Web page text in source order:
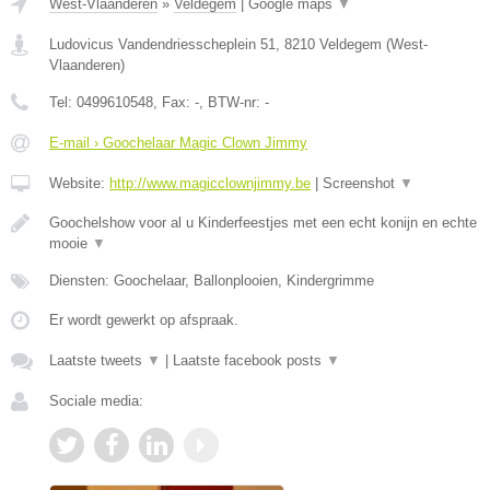
West-Vlaanderen » Veldegem Google maps ▼
Ludovicus Vandendriesscheplein 51 8210 Veldegem (West-
Vlaanderen)
Tel: 0499610548 , Fax: - , BTW-nr: -
E-mail › Goochelaar Magic Clown Jimmy
Website: http://www.magicclownjimmy.be | Screenshot ▼
Goochelshow voor al u Kinderfeestjes met een echt konijn en echte
mooie ▼
Diensten: Goochelaar, Ballonplooien, Kindergrimme
Er wordt gewerkt op afspraak.
Laatste tweets ▼ | Laatste facebook posts ▼
Sociale media: